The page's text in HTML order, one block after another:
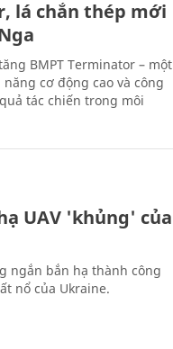
lá chắn thép mới
BMPT Terminator – một
cơ động cao và công
tác chiến trong môi
UAV 'khủng' của
ngắn bắn hạ thành công
nổ của Ukraine.